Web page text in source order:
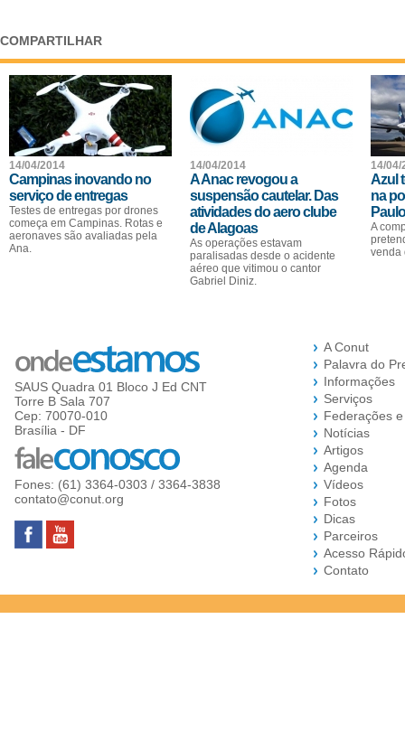
COMPARTILHAR
14/04/2014
Campinas inovando no
serviço de entregas
Testes de entregas por drones
começa em Campinas. Rotas e
aeronaves são avaliadas pela
Ana.
14/04/2014
A Anac revogou a
suspensão cautelar. Das
atividades do aero clube
de Alagoas
As operações estavam
paralisadas desde o acidente
aéreo que vitimou o cantor
Gabriel Diniz.
14/04/
Azul
na
A
venda
SAUS Quadra 01 Bloco J Ed CNT
Torre B Sala 707
Cep: 70070-010
Brasília - DF
Fones: (61) 3364-0303 / 3364-3838
contato@conut.org
A Conut
Palavra do
Informações
Serviços
Federações
Notícias
Artigos
Agenda
Vídeos
Fotos
Dicas
Parceiros
Acesso
Contato